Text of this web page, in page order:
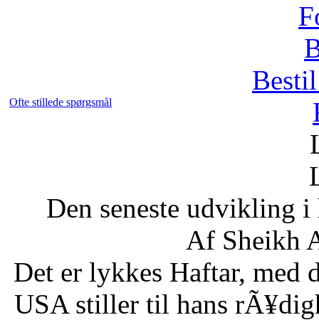
Ofte stillede spørgsmål
Den seneste udvikling
Af Sheikh
Det er lykkes Haftar, med
USA stiller til hans